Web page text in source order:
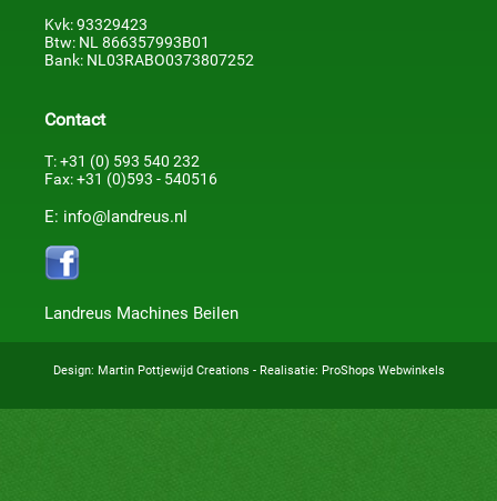
Kvk: 93329423
Btw: NL 866357993B01
Bank: NL03RABO0373807252
Contact
T: +31 (0) 593 540 232
Fax: +31 (0)593 - 540516
E: info@landreus.nl
Landreus Machines Beilen
Design: Martin Pottjewijd Creations - Realisatie: ProShops Webwinkels